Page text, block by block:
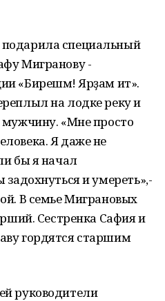
специальный
Мигранову -
«Бирешмә! Ярҙам ит».
на лодке реку и
«Мне просто
Я даже не
бы я начал
и умереть»,-
В семье Миграновых
Сестренка Сафия и
гордятся старшим
руководители